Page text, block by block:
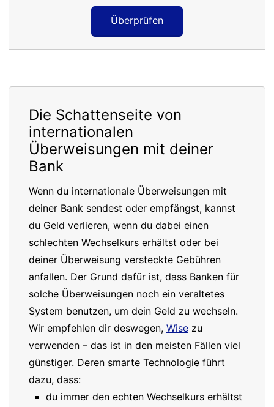
Überprüfen
Die Schattenseite von
internationalen
Überweisungen mit deiner
Bank
Wenn du internationale Überweisungen mit
deiner Bank sendest oder empfängst, kannst
du Geld verlieren, wenn du dabei einen
schlechten Wechselkurs erhältst oder bei
deiner Überweisung versteckte Gebühren
anfallen. Der Grund dafür ist, dass Banken für
solche Überweisungen noch ein veraltetes
System benutzen, um dein Geld zu wechseln.
Wir empfehlen dir deswegen, Wise zu
verwenden – das ist in den meisten Fällen viel
günstiger. Deren smarte Technologie führt
dazu, dass:
du immer den echten Wechselkurs erhältst